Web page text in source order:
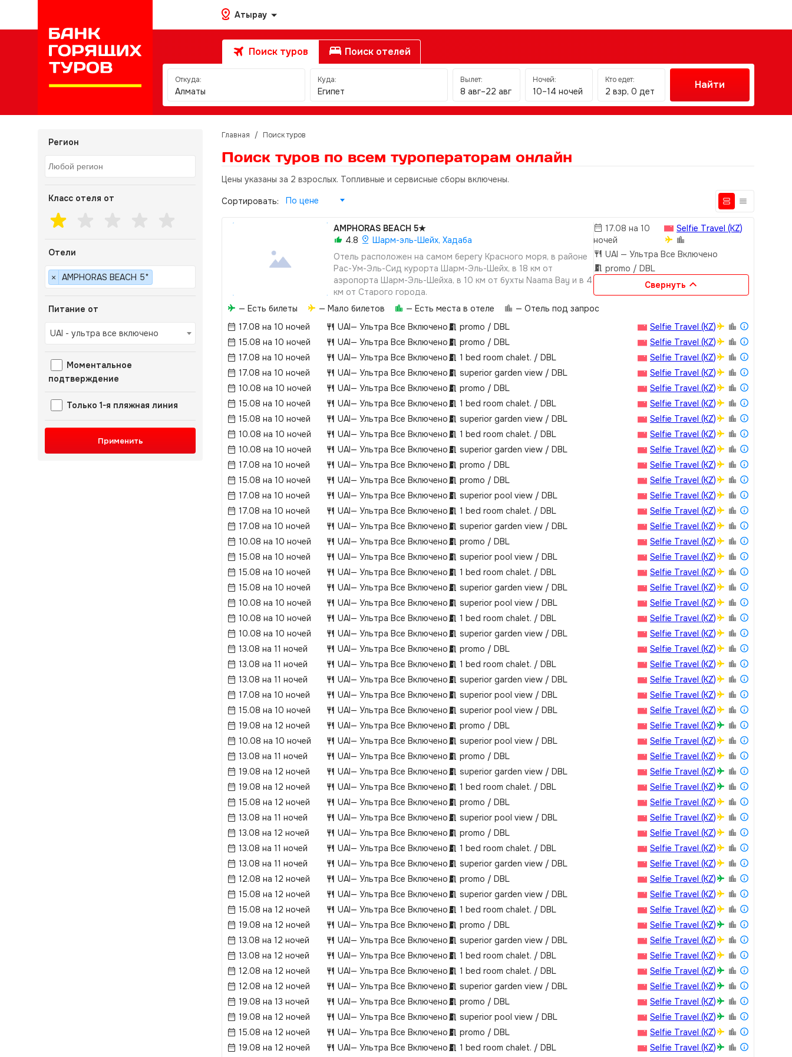
Атырау
Поиск туров Поиск отелей
Откуда:
Алматы
Куда:
Египет
Вылет:
8 авг–22 авг
Ночей:
10–14 ночей
Кто едет:
2 взр, 0 дет
Найти
Регион
Класс отеля от
Отели
× AMPHORAS BEACH 5*
Питание от
UAI - ультра все включено
Моментальное
подтверждение
Только 1-я пляжная линия
Применить
Главная / Поиск туров
Поиск туров по всем туроператорам онлайн
Цены указаны за 2 взрослых. Топливные и сервисные сборы включены.
Сортировать: По цене
AMPHORAS BEACH 5★
4.8
Шарм-эль-Шейх, Хадаба
Отель расположен на самом берегу Красного моря, в районе
Рас-Ум-Эль-Сид курорта Шарм-Эль-Шейх, в 18 км от
аэропорта Шарм-Эль-Шейха, в 10 км от бухты Naama Bay и в 4
км от Старого города.
Отель состоит из одного 2-этажного главного здания и 2-
этажного здания Chalet. Номерной фонд отеля составляет
440 номеров.
17.08 на 10
ночей
Selfie Travel (KZ)
UAI — Ультра Все Включено
promo / DBL
Свернуть
— Есть билеты — Мало билетов — Есть места в отеле
— Отель под запрос
17.08 на 10 ночей
UAI— Ультра Все Включено promo / DBL
Selfie Travel (KZ)
15.08 на 10 ночей
UAI— Ультра Все Включено promo / DBL
Selfie Travel (KZ)
17.08 на 10 ночей
UAI— Ультра Все Включено 1 bed room chalet.­ / DBL
Selfie Travel (KZ)
17.08 на 10 ночей
UAI— Ультра Все Включено superior garden view / DBL
Selfie Travel (KZ)
10.08 на 10 ночей
UAI— Ультра Все Включено promo / DBL
Selfie Travel (KZ)
15.08 на 10 ночей
UAI— Ультра Все Включено 1 bed room chalet.­ / DBL
Selfie Travel (KZ)
15.08 на 10 ночей
UAI— Ультра Все Включено superior garden view / DBL
Selfie Travel (KZ)
10.08 на 10 ночей
UAI— Ультра Все Включено 1 bed room chalet.­ / DBL
Selfie Travel (KZ)
10.08 на 10 ночей
UAI— Ультра Все Включено superior garden view / DBL
Selfie Travel (KZ)
17.08 на 10 ночей
UAI— Ультра Все Включено promo / DBL
Selfie Travel (KZ)
15.08 на 10 ночей
UAI— Ультра Все Включено promo / DBL
Selfie Travel (KZ)
17.08 на 10 ночей
UAI— Ультра Все Включено superior pool view / DBL
Selfie Travel (KZ)
17.08 на 10 ночей
UAI— Ультра Все Включено 1 bed room chalet.­ / DBL
Selfie Travel (KZ)
17.08 на 10 ночей
UAI— Ультра Все Включено superior garden view / DBL
Selfie Travel (KZ)
10.08 на 10 ночей
UAI— Ультра Все Включено promo / DBL
Selfie Travel (KZ)
15.08 на 10 ночей
UAI— Ультра Все Включено superior pool view / DBL
Selfie Travel (KZ)
15.08 на 10 ночей
UAI— Ультра Все Включено 1 bed room chalet.­ / DBL
Selfie Travel (KZ)
15.08 на 10 ночей
UAI— Ультра Все Включено superior garden view / DBL
Selfie Travel (KZ)
10.08 на 10 ночей
UAI— Ультра Все Включено superior pool view / DBL
Selfie Travel (KZ)
10.08 на 10 ночей
UAI— Ультра Все Включено 1 bed room chalet.­ / DBL
Selfie Travel (KZ)
10.08 на 10 ночей
UAI— Ультра Все Включено superior garden view / DBL
Selfie Travel (KZ)
13.08 на 11 ночей
UAI— Ультра Все Включено promo / DBL
Selfie Travel (KZ)
13.08 на 11 ночей
UAI— Ультра Все Включено 1 bed room chalet.­ / DBL
Selfie Travel (KZ)
13.08 на 11 ночей
UAI— Ультра Все Включено superior garden view / DBL
Selfie Travel (KZ)
17.08 на 10 ночей
UAI— Ультра Все Включено superior pool view / DBL
Selfie Travel (KZ)
15.08 на 10 ночей
UAI— Ультра Все Включено superior pool view / DBL
Selfie Travel (KZ)
19.08 на 12 ночей
UAI— Ультра Все Включено promo / DBL
Selfie Travel (KZ)
10.08 на 10 ночей
UAI— Ультра Все Включено superior pool view / DBL
Selfie Travel (KZ)
13.08 на 11 ночей
UAI— Ультра Все Включено promo / DBL
Selfie Travel (KZ)
19.08 на 12 ночей
UAI— Ультра Все Включено superior garden view / DBL
Selfie Travel (KZ)
19.08 на 12 ночей
UAI— Ультра Все Включено 1 bed room chalet.­ / DBL
Selfie Travel (KZ)
15.08 на 12 ночей
UAI— Ультра Все Включено promo / DBL
Selfie Travel (KZ)
13.08 на 11 ночей
UAI— Ультра Все Включено superior pool view / DBL
Selfie Travel (KZ)
13.08 на 12 ночей
UAI— Ультра Все Включено promo / DBL
Selfie Travel (KZ)
13.08 на 11 ночей
UAI— Ультра Все Включено 1 bed room chalet.­ / DBL
Selfie Travel (KZ)
13.08 на 11 ночей
UAI— Ультра Все Включено superior garden view / DBL
Selfie Travel (KZ)
12.08 на 12 ночей
UAI— Ультра Все Включено promo / DBL
Selfie Travel (KZ)
15.08 на 12 ночей
UAI— Ультра Все Включено superior garden view / DBL
Selfie Travel (KZ)
15.08 на 12 ночей
UAI— Ультра Все Включено 1 bed room chalet.­ / DBL
Selfie Travel (KZ)
19.08 на 12 ночей
UAI— Ультра Все Включено promo / DBL
Selfie Travel (KZ)
13.08 на 12 ночей
UAI— Ультра Все Включено superior garden view / DBL
Selfie Travel (KZ)
13.08 на 12 ночей
UAI— Ультра Все Включено 1 bed room chalet.­ / DBL
Selfie Travel (KZ)
12.08 на 12 ночей
UAI— Ультра Все Включено 1 bed room chalet.­ / DBL
Selfie Travel (KZ)
12.08 на 12 ночей
UAI— Ультра Все Включено superior garden view / DBL
Selfie Travel (KZ)
19.08 на 13 ночей
UAI— Ультра Все Включено promo / DBL
Selfie Travel (KZ)
19.08 на 12 ночей
UAI— Ультра Все Включено superior pool view / DBL
Selfie Travel (KZ)
15.08 на 12 ночей
UAI— Ультра Все Включено promo / DBL
Selfie Travel (KZ)
19.08 на 12 ночей
UAI— Ультра Все Включено 1 bed room chalet.­ / DBL Selfie Travel (KZ)